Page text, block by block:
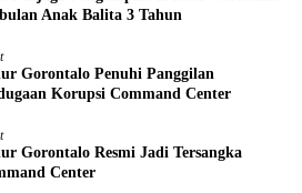
Anak Balita 3 Tahun
Gorontalo Penuhi Panggilan
Korupsi Command Center
Gorontalo Resmi Jadi Tersangka
Center